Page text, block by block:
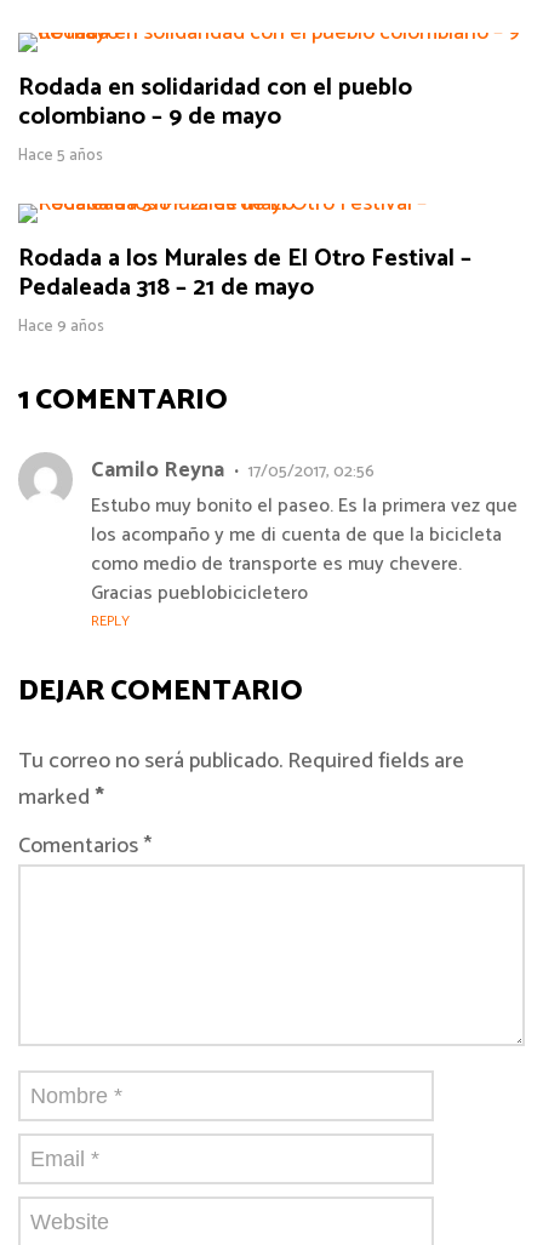
Rodada en solidaridad con el pueblo
colombiano – 9 de mayo
Hace 5 años
Rodada a los Murales de El Otro Festival –
Pedaleada 318 – 21 de mayo
Hace 9 años
1 COMENTARIO
Camilo Reyna 17/05/2017, 02:56
Estubo muy bonito el paseo. Es la primera vez que
los acompaño y me di cuenta de que la bicicleta
como medio de transporte es muy chevere.
Gracias pueblobicicletero
REPLY
DEJAR COMENTARIO
Tu correo no será publicado. Required fields are
marked*
Comentarios *